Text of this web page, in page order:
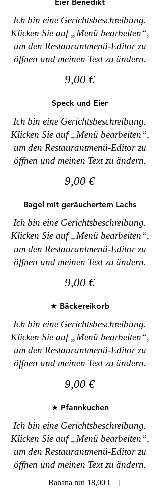
Ich bin eine Gerichtsbeschreibung.
Klicken Sie auf „Menü bearbeiten“,
um den Restaurantmenü-Editor zu
öffnen und meinen Text zu ändern.
9,00 €
Speck und Eier
Ich bin eine Gerichtsbeschreibung.
Klicken Sie auf „Menü bearbeiten“,
um den Restaurantmenü-Editor zu
öffnen und meinen Text zu ändern.
9,00 €
Bagel mit geräuchertem Lachs
Ich bin eine Gerichtsbeschreibung.
Klicken Sie auf „Menü bearbeiten“,
um den Restaurantmenü-Editor zu
öffnen und meinen Text zu ändern.
9,00 €
★ Bäckereikorb
Ich bin eine Gerichtsbeschreibung.
Klicken Sie auf „Menü bearbeiten“,
um den Restaurantmenü-Editor zu
öffnen und meinen Text zu ändern.
9,00 €
★ Pfannkuchen
Ich bin eine Gerichtsbeschreibung.
Klicken Sie auf „Menü bearbeiten“,
um den Restaurantmenü-Editor zu
öffnen und meinen Text zu ändern.
Banana nut 18,00 €